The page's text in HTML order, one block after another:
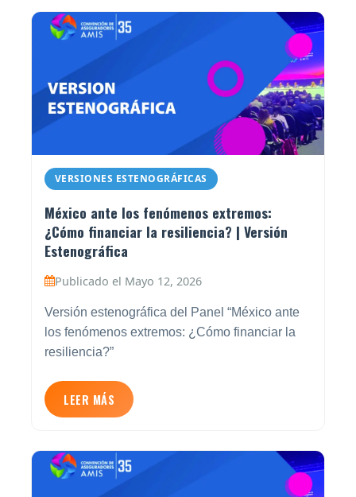
VERSIONES ESTENOGRÁFICAS
México ante los fenómenos extremos:
¿Cómo financiar la resiliencia? | Versión
Estenográfica
Publicado el Mayo 12, 2026
Versión estenográfica del Panel “México ante
los fenómenos extremos: ¿Cómo financiar la
resiliencia?”
LEER MÁS